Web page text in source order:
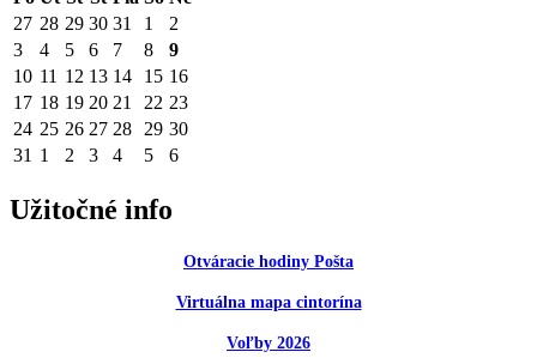
27 28 29 30 31 1
2
3
4 5 6 7 8
9
10 11 12 13 14 15 16
17 18 19 20 21 22 23
24 25 26 27 28 29 30
31 1 2 3 4 5 6
Užitočné info
Otváracie hodiny Pošta
Virtuálna mapa cintorína
Voľby 2026